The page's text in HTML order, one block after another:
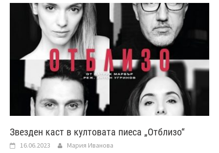
Звезден каст в култовата пиеса „Отблизо“
16.06.2023 Мария Иванова